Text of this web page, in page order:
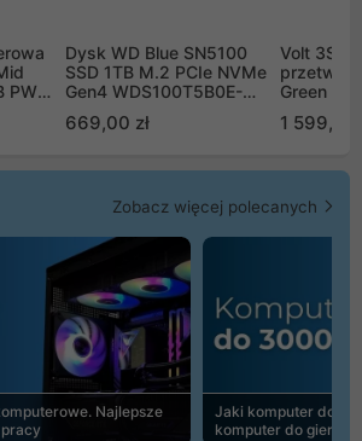
PWM
Dysk WD Blue SN5100
SSD 1TB M.2 PCIe NVMe
Gen4 WDS100T5B0E-
669,00 zł
Volt
Green
1 599,00
Zobacz więcej polecanych
Najlepsze
Jaki komputer do
komputer do gier |